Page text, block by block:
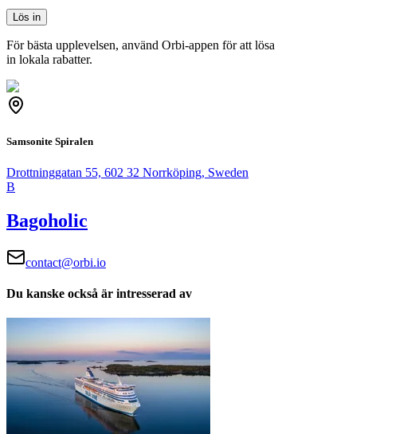
Lös in
För bästa upplevelsen, använd Orbi-appen för att lösa
in lokala rabatter.
Samsonite Spiralen
Drottninggatan 55, 602 32 Norrköping, Sweden
B
Bagoholic
contact@orbi.io
Du kanske också är intresserad av